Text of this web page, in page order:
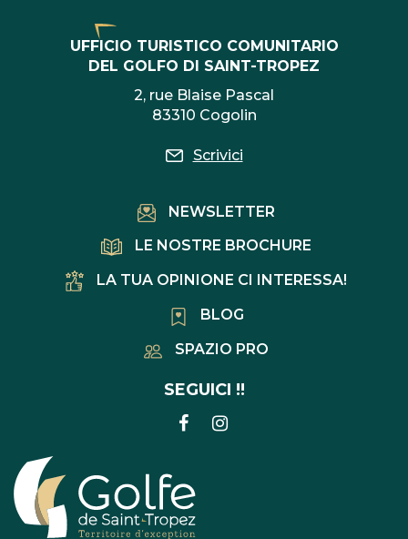
UFFICIO TURISTICO COMUNITARIO
DEL GOLFO DI SAINT-TROPEZ
2, rue Blaise Pascal
83310 Cogolin
Scrivici
NEWSLETTER
LE NOSTRE BROCHURE
LA TUA OPINIONE CI INTERESSA!
BLOG
SPAZIO PRO
SEGUICI !!
COLLEGAMENTO